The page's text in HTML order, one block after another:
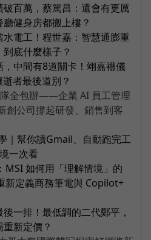
百萬，蔡篤昌：還會有更厲
健身房都搬上樓？
電工！程世嘉：智慧通膨重
底什麼樣子？
中間有8道關卡！翊嘉禮儀
者最後道別？
全包辦——企業 AI 員工管理
創公司撐起研發、銷售到客
｜幫你讀Gmail、自動跑完工
一次看
MSI 如何用「理解情境」的
新定義商務筆電與 Copilot+
一排！最低調的二代鄭平，
新定價？